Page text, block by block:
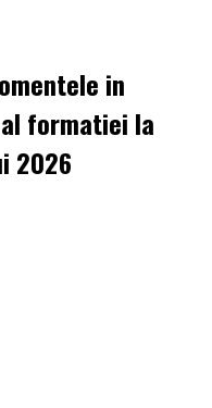
in
formatiei la
2026